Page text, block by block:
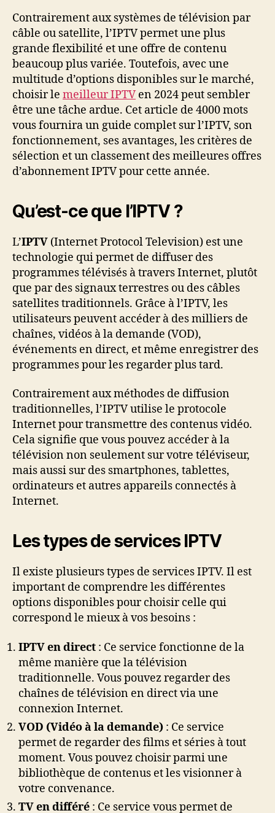
Contrairement aux systèmes de télévision par
câble ou satellite, l’IPTV permet une plus
grande flexibilité et une offre de contenu
beaucoup plus variée. Toutefois, avec une
multitude d’options disponibles sur le marché,
choisir le meilleur IPTVen 2024 peut sembler
être une tâche ardue. Cet article de 4000 mots
vous fournira un guide complet sur l’IPTV, son
fonctionnement, ses avantages, les critères de
sélection et un classement des meilleures offres
d’abonnement IPTV pour cette année.
Qu’est-ce que l’IPTV ?
L’IPTV (Internet Protocol Television) est une
technologie qui permet de diffuser des
programmes télévisés à travers Internet, plutôt
que par des signaux terrestres ou des câbles
satellites traditionnels. Grâce à l’IPTV, les
utilisateurs peuvent accéder à des milliers de
chaînes, vidéos à la demande (VOD),
événements en direct, et même enregistrer des
programmes pour les regarder plus tard.
Contrairement aux méthodes de diffusion
traditionnelles, l’IPTV utilise le protocole
Internet pour transmettre des contenus vidéo.
Cela signifie que vous pouvez accéder à la
télévision non seulement sur votre téléviseur,
mais aussi sur des smartphones, tablettes,
ordinateurs et autres appareils connectés à
Internet.
Les types de services IPTV
Il existe plusieurs types de services IPTV. Il est
important de comprendre les différentes
options disponibles pour choisir celle qui
correspond le mieux à vos besoins :
IPTV en direct : Ce service fonctionne de la
même manière que la télévision
traditionnelle. Vous pouvez regarder des
chaînes de télévision en direct via une
connexion Internet.
VOD (Vidéo à la demande) : Ce service
permet de regarder des films et séries à tout
moment. Vous pouvez choisir parmi une
bibliothèque de contenus et les visionner à
votre convenance.
TV en différé : Ce service vous permet de